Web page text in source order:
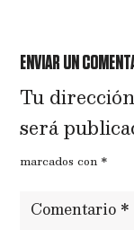
ENVIAR UN
Tu
será
marcados con *